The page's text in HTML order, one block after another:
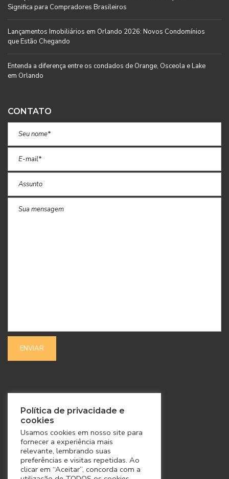
Significa para Compradores Brasileiros
Lançamentos Imobiliários em Orlando 2026: Novos Condomínios
que Estão Chegando
Entenda a diferença entre os condados de Orange, Osceola e Lake
em Orlando
CONTATO
SIGA-NOS
Política de privacidade e
cookies
Usamos cookies em nosso site para
fornecer a experiência mais
relevante, lembrando suas
preferências e visitas repetidas. Ao
clicar em “Aceitar”, concorda com a